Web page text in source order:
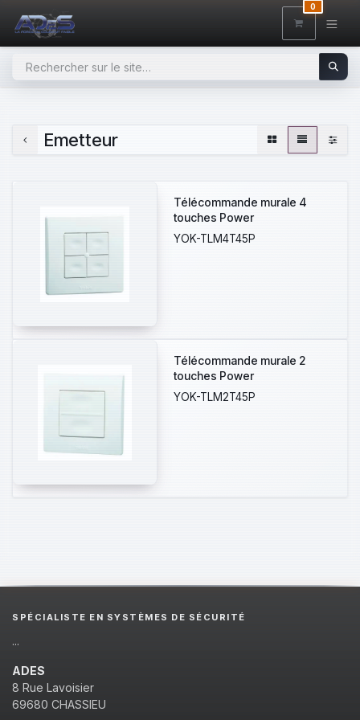
0
Emetteur
Télécommande murale 4
touches Power
YOK-TLM4T45P
Télécommande murale 2
touches Power
YOK-TLM2T45P
SPÉCIALISTE EN SYSTÈMES DE SÉCURITÉ
...
ADES
8 Rue Lavoisier
69680 CHASSIEU